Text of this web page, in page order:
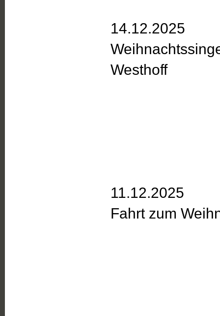
14.12.2025
Westhoff
11.12.2025
Fahrt zum